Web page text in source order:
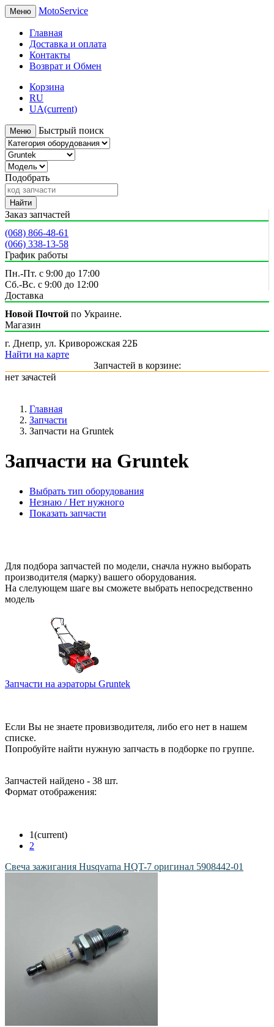
Меню MotoService
Главная
Доставка и оплата
Контакты
Возврат и Обмен
Корзина
RU
UA(current)
Меню Быстрый поиск
Подобрать
Найти
Заказ запчастей
(068) 866-48-61
(066) 338-13-58
График работы
Пн.-Пт. с 9:00 до 17:00
Сб.-Вс. с 9:00 до 12:00
Доставка
Новой Почтой по Украине.
Магазин
г. Днепр, ул. Криворожская 22Б
Найти на карте
Запчастей в корзине:
нет зачастей
Главная
Запчасти
Запчасти на Gruntek
Запчасти на Gruntek
Выбрать тип оборудования
Незнаю / Нет нужного
Показать запчасти
Для подбора запчастей по модели, сначла нужно выборать
производителя (марку) вашего оборудования.
На слелующем шаге вы сможете выбрать непосредственно
модель
Запчасти на аэраторы Gruntek
Если Вы не знаете провизводителя, либо его нет в нашем
списке.
Попробуйте найти нужную запчасть в подборке по группе.
Запчастей найдено - 38 шт.
Формат отображения:
1(current)
2
Свеча зажигания Husqvarna HQT-7 оригинал 5908442-01